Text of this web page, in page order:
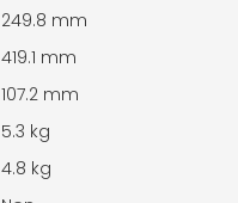
249.8 mm
419.1 mm
107.2 mm
5.3 kg
4.8 kg